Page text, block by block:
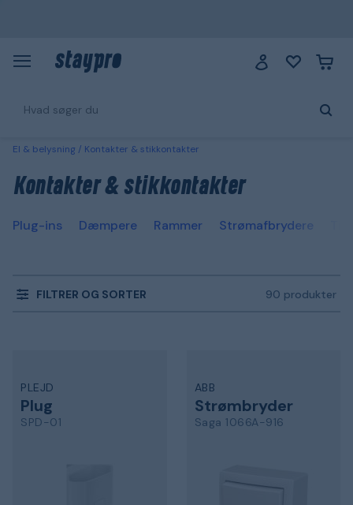
El & belysning Kontakter & stikkontakter
Kontakter & stikkontakter
Plug-ins Dæmpere Rammer Strømafbrydere
FILTRER OG SORTER 90 produkter
PLEJD
Plug
SPD-01
ABB
Strømbryder
Saga 1066A-916